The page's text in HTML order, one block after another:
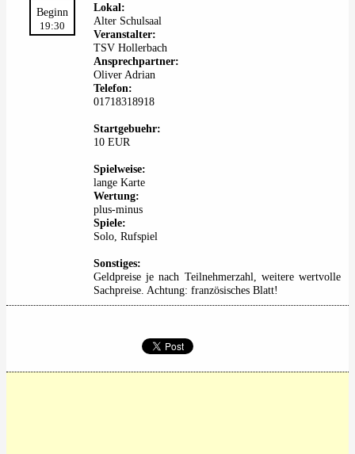
Beginn
19:30
Lokal:
Alter Schulsaal
Veranstalter:
TSV Hollerbach
Ansprechpartner:
Oliver Adrian
Telefon:
01718318918
Startgebuehr:
10 EUR
Spielweise:
lange Karte
Wertung:
plus-minus
Spiele:
Solo, Rufspiel
Sonstiges:
Geldpreise je nach Teilnehmerzahl, weitere wertvolle
Sachpreise. Achtung: französisches Blatt!